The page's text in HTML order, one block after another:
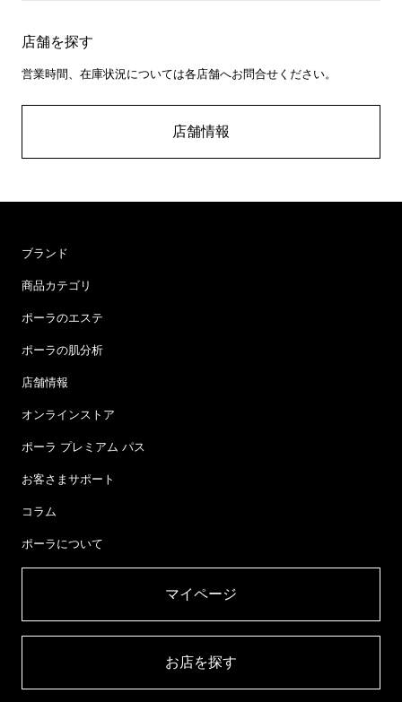
店舗を探す
営業時間、在庫状況については各店舗へお問合せください。
店舗情報
ブランド
商品カテゴリ
ポーラのエステ
ポーラの肌分析
店舗情報
オンラインストア
ポーラ プレミアム パス
お客さまサポート
コラム
ポーラについて
マイページ​
お店を探す​